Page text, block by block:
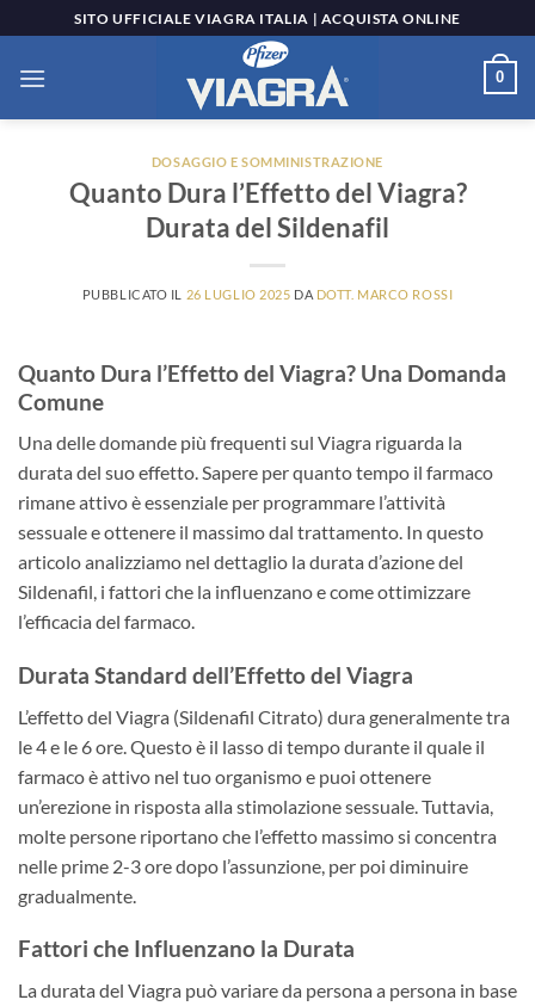
ai
contenuti
SITO UFFICIALE VIAGRA ITALIA | ACQUISTA ONLINE
0
DOSAGGIO E SOMMINISTRAZIONE
Quanto Dura l’Effetto del Viagra?
Durata del Sildenafil
PUBBLICATO IL 26 LUGLIO 2025 DA DOTT. MARCO ROSSI
Quanto Dura l’Effetto del Viagra? Una Domanda
Comune
Una delle domande più frequenti sul Viagra riguarda la
durata del suo effetto. Sapere per quanto tempo il farmaco
rimane attivo è essenziale per programmare l’attività
sessuale e ottenere il massimo dal trattamento. In questo
articolo analizziamo nel dettaglio la durata d’azione del
Sildenafil, i fattori che la influenzano e come ottimizzare
l’efficacia del farmaco.
Durata Standard dell’Effetto del Viagra
L’effetto del Viagra (Sildenafil Citrato) dura generalmente tra
le 4 e le 6 ore. Questo è il lasso di tempo durante il quale il
farmaco è attivo nel tuo organismo e puoi ottenere
un’erezione in risposta alla stimolazione sessuale. Tuttavia,
molte persone riportano che l’effetto massimo si concentra
nelle prime 2-3 ore dopo l’assunzione, per poi diminuire
gradualmente.
Fattori che Influenzano la Durata
La durata del Viagra può variare da persona a persona in base